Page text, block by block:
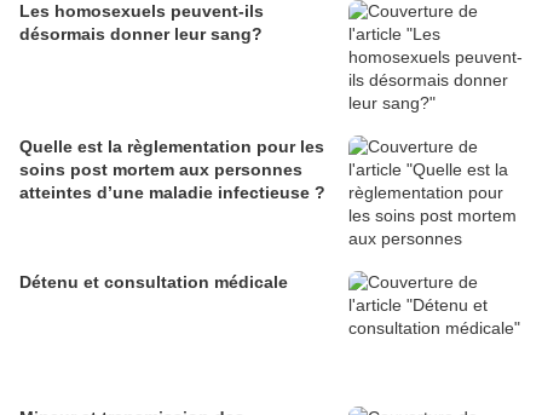
Les homosexuels peuvent-ils
désormais donner leur sang?
Quelle est la règlementation pour les
soins post mortem aux personnes
atteintes d’une maladie infectieuse ?
Détenu et consultation médicale